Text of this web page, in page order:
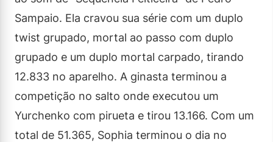
Sampaio. Ela cravou sua série com um duplo
twist grupado, mortal ao passo com duplo
grupado e um duplo mortal carpado, tirando
12.833 no aparelho. A ginasta terminou a
competição no salto onde executou um
Yurchenko com pirueta e tirou 13.166. Com um
total de 51.365, Sophia terminou o dia no